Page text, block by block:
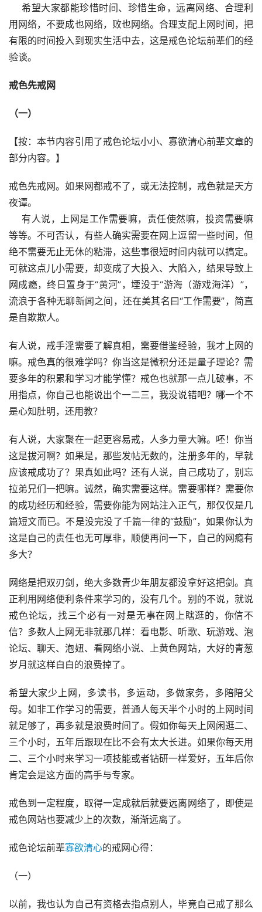
希望大家都能珍惜时间、珍惜生命，远离网络、合理利
用网络，不要成也网络，败也网络。合理支配上网时间，把
有限的时间投入到现实生活中去，这是戒色论坛前辈们的经
验谈。
戒色先戒网
（一）
【按：本节内容引用了戒色论坛小小、寡欲清心前辈文章的
部分内容。】
戒色先戒网。如果网都戒不了，或无法控制，戒色就是天方
夜谭。
有人说，上网是工作需要嘛，责任使然嘛，投资需要嘛
等等。不可否认，有些人确实需要在网上逗留一些时间，但
绝不需要无止无休的粘滞，这些事很短时间内就可以搞定。
可就这点儿小需要，却变成了大投入、大陷入，结果导致上
网成瘾，终日置身于“黄河”，堙没于“游海（游戏海洋）”，
流浪于各种无聊新闻之间，还在美其名曰“工作需要”，简直
是自欺欺人。
有人说，戒手淫需要了解真相，需要借鉴经验，我才上网的
嘛。戒色真的很难学吗？你当这是微积分还是量子理论？需
要多年的积累和学习才能学懂？戒色也就那一点儿破事，不
用指点，你自己也能说出个一二三，我没说错吧？哪一个不
是心知肚明，还用教？
有人说，大家聚在一起更容易戒，人多力量大嘛。呸！你当
这是拔河啊？如果是，那些发帖无数的，注册多年的，早就
应该戒成功了？果真如此吗？还有人说，自己成功了，别忘
拉弟兄们一把嘛。诚然，确实需要这样。需要哪样？需要你
的成功经历和经验，需要你能为网站注入正气，那仅仅是几
篇短文而已。不是没完没了千篇一律的“鼓励”，如果你认为
这是自己的责任也无可厚非，顺便再问一下，自己的网瘾有
多大？
网络是把双刃剑，绝大多数青少年朋友都没拿好这把剑。真
正利用网络便利条件来学习的，没有几个。别的不说，就说
戒色论坛，找三个必有一对是无事在网上瞎逛的，你信不
信？多数人上网无非就那几样：看电影、听歌、玩游戏、泡
论坛、聊天、泡妞、看网络小说、上黄色网站，大好的青葱
岁月就这样白白的浪费掉了。
希望大家少上网，多读书，多运动，多做家务，多陪陪父
母。如非工作学习的需要，普通人每天半个小时的上网时间
就足够了，再多就是浪费时间了。假如你每天上网闲逛二、
三个小时，五年后跟现在比不会有太大长进。如果你每天用
二、三个小时来学习一项技能或者钻研一样爱好，五年后你
肯定会是这方面的高手与专家。
戒色到一定程度，取得一定成就后就要远离网络了，即使是
戒色网站也要减少上的次数，渐渐远离了。
戒色论坛前辈寡欲清心的戒网心得：
（一）
以前，我也认为自己有资格去指点别人，毕竟自己戒了那么